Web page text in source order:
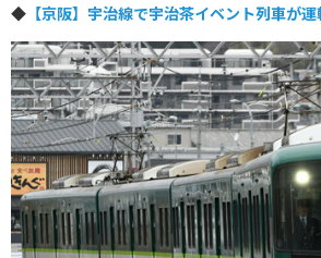
◆ 【京阪】宇治線で宇治茶イベント列車が運